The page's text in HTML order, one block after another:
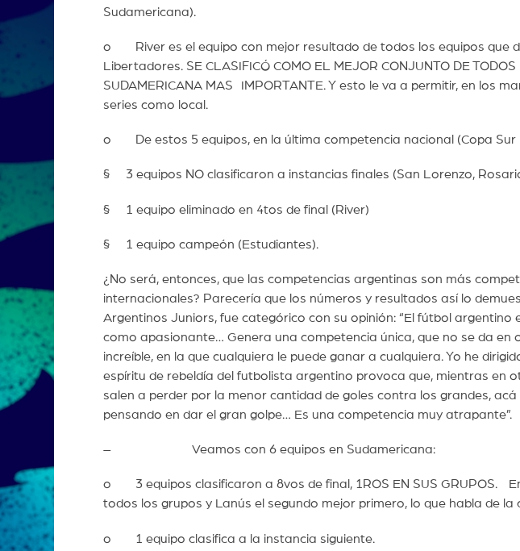
Sudamericana).
o River es el equipo con mejor resultado de todos los equipos que
Libertadores. SE CLASIFICÓ COMO EL MEJOR CONJUNTO DE
SUDAMERICANA MAS IMPORTANTE. Y esto le va a permitir, en los
series como local.
o De estos 5 equipos, en la última competencia nacional (Copa Sur
§ 3 equipos NO clasificaron a instancias finales (San Lorenzo,
§ 1 equipo eliminado en 4tos de final (River)
§ 1 equipo campeón (Estudiantes).
¿No será, entonces, que las competencias argentinas son más
internacionales? Parecería que los números y resultados así lo
Argentinos Juniors, fue categórico con su opinión: “El fútbol
como apasionante… Genera una competencia única, que no se da en
increíble, en la que cualquiera le puede ganar a cualquiera. Yo he
espíritu de rebeldía del futbolista argentino provoca que, mientras en
salen a perder por la menor cantidad de goles contra los grandes,
pensando en dar el gran golpe… Es una competencia muy atrapante”.
– Veamos con 6 equipos en Sudamericana:
o 3 equipos clasificaron a 8vos de final, 1ROS EN SUS GRUPOS.
todos los grupos y Lanús el segundo mejor primero, lo que habla de
o 1 equipo clasifica a la instancia siguiente.